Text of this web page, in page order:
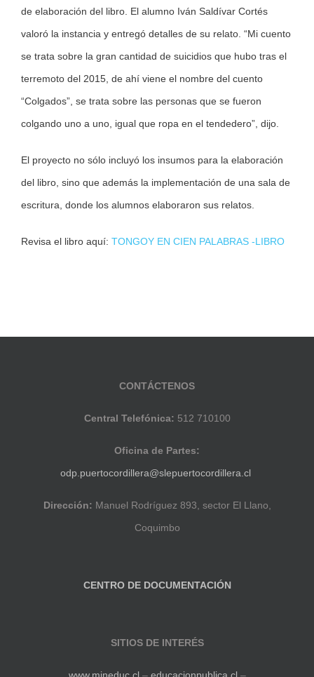
de elaboración del libro. El alumno Iván Saldívar Cortés
valoró la instancia y entregó detalles de su relato. “Mi cuento
se trata sobre la gran cantidad de suicidios que hubo tras el
terremoto del 2015, de ahí viene el nombre del cuento
“Colgados”, se trata sobre las personas que se fueron
colgando uno a uno, igual que ropa en el tendedero”, dijo.
El proyecto no sólo incluyó los insumos para la elaboración
del libro, sino que además la implementación de una sala de
escritura, donde los alumnos elaboraron sus relatos.
Revisa el libro aquí: TONGOY EN CIEN PALABRAS -LIBRO
CONTÁCTENOS
Central Telefónica: 512 710100
Oficina de Partes:
odp.puertocordillera@slepuertocordillera.cl
Dirección: Manuel Rodríguez 893, sector El Llano,
Coquimbo
CENTRO DE DOCUMENTACIÓN
SITIOS DE INTERÉS